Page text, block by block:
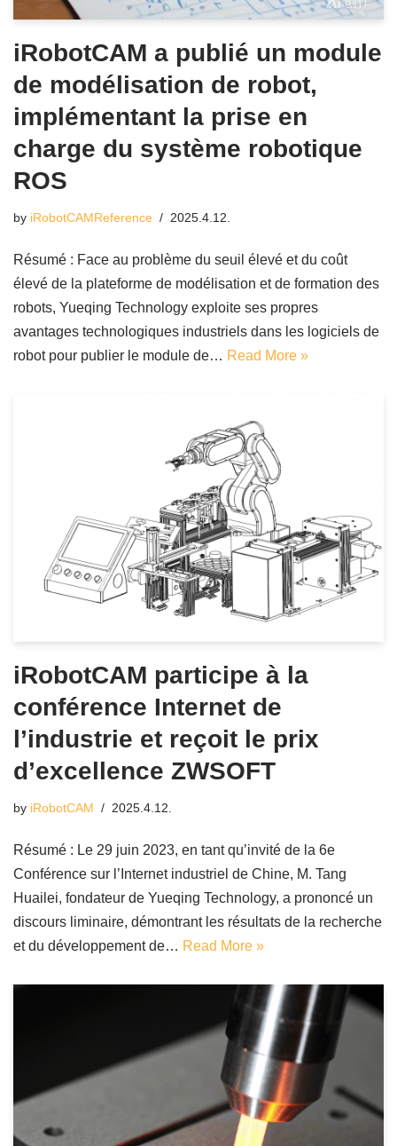
iRobotCAM a publié un module
de modélisation de robot,
implémentant la prise en
charge du système robotique
ROS
by iRobotCAMReference 2025.4.12.
Résumé : Face au problème du seuil élevé et du coût
élevé de la plateforme de modélisation et de formation des
robots, Yueqing Technology exploite ses propres
avantages technologiques industriels dans les logiciels de
robot pour publier le module de… Read More »
iRobotCAM participe à la
conférence Internet de
l’industrie et reçoit le prix
d’excellence ZWSOFT
by iRobotCAM 2025.4.12.
Résumé : Le 29 juin 2023, en tant qu’invité de la 6e
Conférence sur l’Internet industriel de Chine, M. Tang
Huailei, fondateur de Yueqing Technology, a prononcé un
discours liminaire, démontrant les résultats de la recherche
et du développement de… Read More »